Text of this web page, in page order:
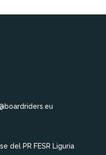
del PR FESR Liguria